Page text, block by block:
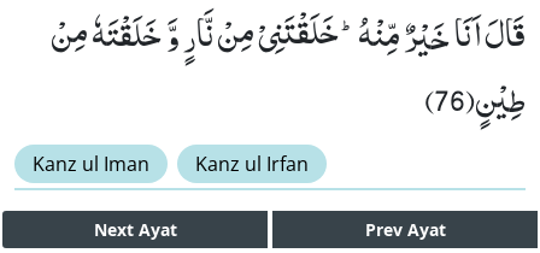
قَالَ اَنَا خَیْرٌ مِّنْهُؕ-خَلَقْتَنِیْ مِنْ نَّارٍ وَّ خَلَقْتَهٗ مِنْ
طِیْنٍ(76)
Kanz ul Iman Kanz ul Irfan
Next Ayat Prev Ayat